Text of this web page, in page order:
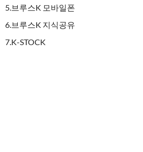
5.브루스K 모바일폰
6.브루스K 지식공유
7.K-STOCK